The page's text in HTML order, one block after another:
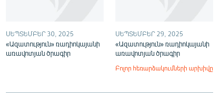
ՍԵՊՏԵՄԲԵՐ 30, 2025
«Ազատություն» ռադիոկայանի
առավոտյան ծրագիր
ՍԵՊՏԵՄԲԵՐ 29, 2025
«Ազատություն» ռադիոկայանի
առավոտյան ծրագիր
Բոլոր հեռարձակումների արխիվը